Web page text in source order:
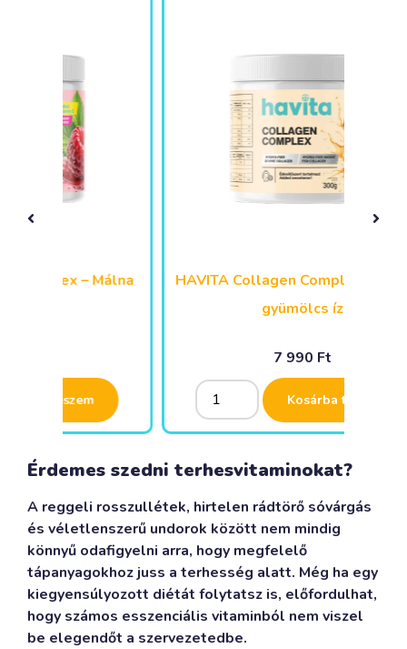
HAVITA Collagen Complex – Trópusi
Kosárba teszem
Alternative:
Érdemes szedni terhesvitaminokat?
A reggeli rosszullétek, hirtelen rádtörő sóvárgás
és véletlenszerű undorok között nem mindig
könnyű odafigyelni arra, hogy megfelelő
tápanyagokhoz juss a terhesség alatt. Még ha egy
kiegyensúlyozott diétát folytatsz is, előfordulhat,
hogy számos esszenciális vitaminból nem viszel
be elegendőt a szervezetedbe.